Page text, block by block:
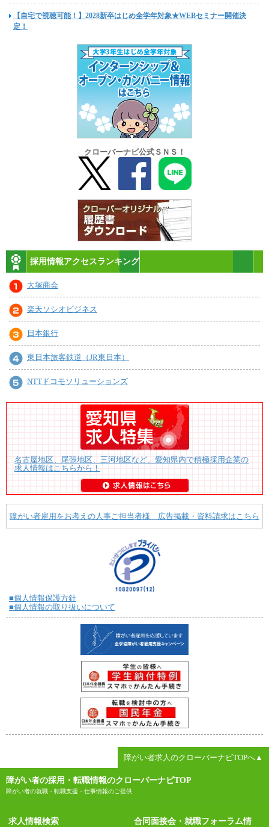
【自宅で視聴可能！】2028新卒はじめ全学年対象★WEBセミナー開催決
定！
クローバーナビ公式ＳＮＳ！
採用情報アクセスランキング
大塚商会
楽天ソシオビジネス
日本銀行
東日本旅客鉄道（JR東日本）
NTTドコモソリューションズ
名古屋地区、尾張地区、三河地区など、愛知県内で積極採用企業の
求人情報はこちらから！
障がい者雇用をお考えの人事ご担当者様 広告掲載・資料請求はこちら
■個人情報保護方針
■個人情報の取り扱いについて
障がい者求人のクローバーナビTOPへ▲
障がい者の採用・転職情報のクローバーナビTOP
障がい者の就職・転職支援・仕事情報のご提供
求人情報検索
合同面接会・就職フォーラム情